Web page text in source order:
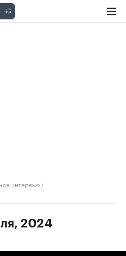
интервью /
2024